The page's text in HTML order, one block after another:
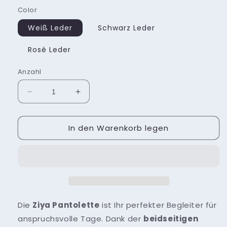
Color
Weiß Leder Schwarz Leder
Rosé Leder
Anzahl
Verringere
die
Menge
Ziya
Erhöhe
die
Menge
für
Ziya
In den Warenkorb legen
Die Ziya Pantolette ist Ihr perfekter Begleiter für
anspruchsvolle Tage. Dank der beidseitigen